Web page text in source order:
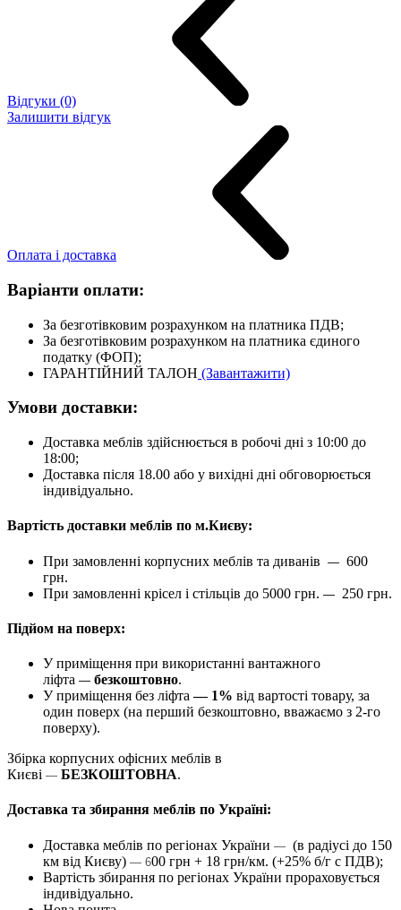
Відгуки (0)
Залишити відгук
Оплата і доставка
Варіанти оплати:
За безготівковим розрахунком на платника ПДВ;
За безготівковим розрахунком на платника єдиного
податку (ФОП);
ГАРАНТІЙНИЙ ТАЛОН (Завантажити)
Умови доставки:
Доставка меблів здійснюється в робочі дні з 10:00 до
18:00;
Доставка після 18.00 або у вихідні дні обговорюється
індивідуально.
Вартість доставки меблів по м.Києву:
При замовленні корпусних меблів та диванів — 600
грн.
При замовленні крісел і стільців до 5000 грн. — 250 грн.
Підйом на поверх:
У приміщення при використанні вантажного
ліфта — безкоштовно.
У приміщення без ліфта— 1% від вартості товару, за
один поверх (на перший безкоштовно, вважаємо з 2-го
поверху).
Збірка корпусних офісних меблів в
Києві — БЕЗКОШТОВНА.
Доставка та збирання меблів по Україні:
Доставка меблів по регіонах України — (в радіусі до 150
км від Києву) — 600 грн + 18 грн/км. (+25% б/г с ПДВ);
Вартість збирання по регіонах України прораховується
індивідуально.